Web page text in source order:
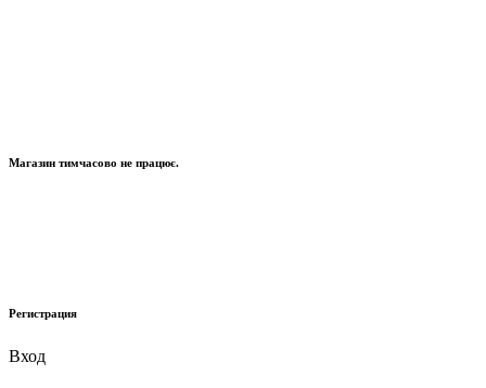
Магазин тимчасово не працює.
Регистрация
Вход